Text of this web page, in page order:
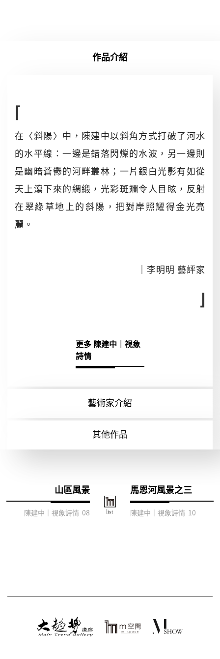
作品介紹
⌈
在〈斜陽〉中，陳建中以斜角方式打破了河水
的水平線：一邊是錯落閃爍的水波，另一邊則
是幽暗蒼鬱的河畔叢林；一片銀白光影有如從
天上瀉下來的綢緞，光彩斑斕令人目眩，反射
在翠綠草地上的斜陽，把對岸照耀得金光亮
麗。
｜李明明 藝評家
⌋
更多 陳建中｜視象
詩情
藝術家介紹
其他作品
山區風景
陳建中｜視象詩情 08
馬恩河風景之三
陳建中｜視象詩情 10